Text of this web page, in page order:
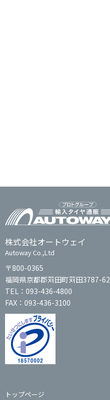
株式会社オートウェイ
Autoway Co.,Ltd
〒800-0365
福岡県京都郡苅田町苅田3787-62
TEL：093-436-4800
FAX：093-436-3100
トップページ